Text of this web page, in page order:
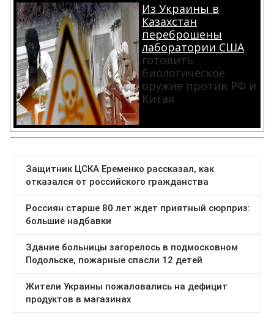
Из Украины в
Казахстан
переброшены
лаборатории США
готовить
биологическое
оружие против РФ и
Китая